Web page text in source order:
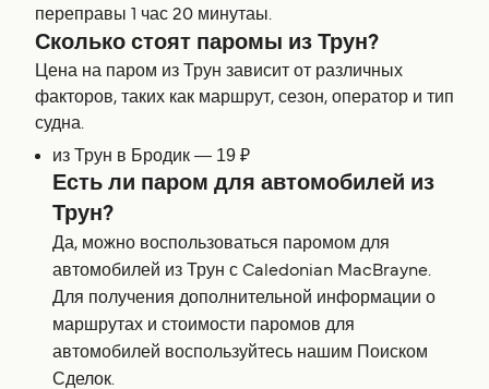
переправы 1 час 20 минутаы.
Сколько стоят паромы из Трун?
Цена на паром из Трун зависит от различных
факторов, таких как маршрут, сезон, оператор и тип
судна.
из Трун в Бродик — 19 ₽
Есть ли паром для автомобилей из
Трун?
Да, можно воспользоваться паромом для
автомобилей из Трун с Caledonian MacBrayne.
Для получения дополнительной информации о
маршрутах и стоимости паромов для
автомобилей воспользуйтесь нашим Поиском
Сделок.